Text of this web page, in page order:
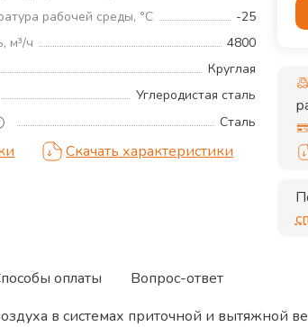
рабочей среды, °С
-25
м³/ч
4800
Круглая
Углеродистая сталь
Сталь
Скачать характеристики
оплаты
Вопрос-ответ
в системах приточной и вытяжной